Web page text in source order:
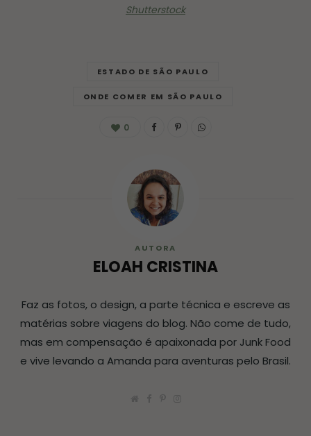
Shutterstock
ESTADO DE SÃO PAULO
ONDE COMER EM SÃO PAULO
0
AUTORA
ELOAH CRISTINA
Faz as fotos, o design, a parte técnica e escreve as
matérias sobre viagens do blog. Não come de tudo,
mas em compensação é apaixonada por Junk Food
e vive levando a Amanda para aventuras pelo Brasil.